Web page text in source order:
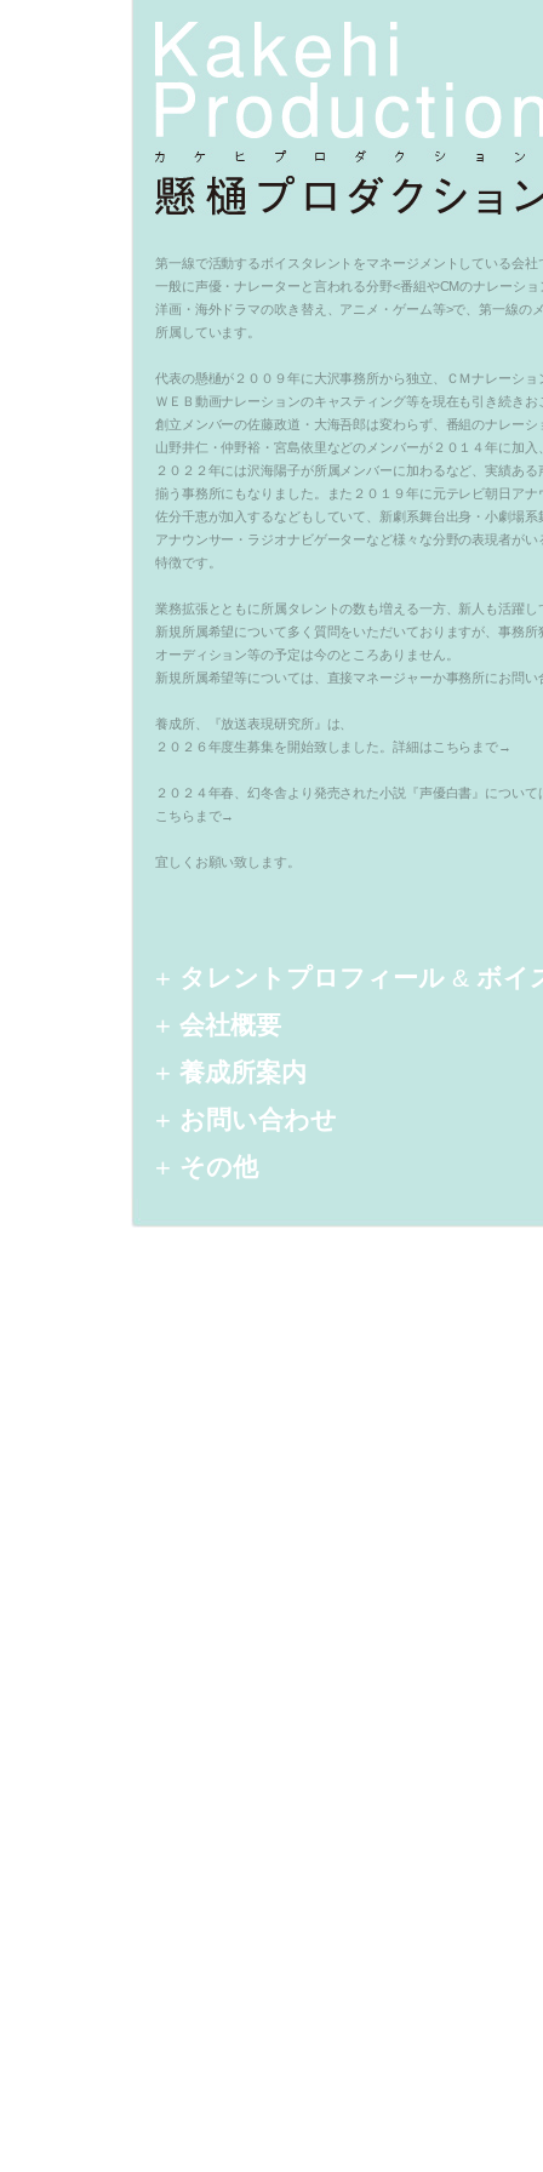
第一線で活動するボイスタレントをマネージメントしている会社
一般に声優・ナレーターと言われる分野<番組やCMのナレーショ
洋画・海外ドラマの吹き替え、アニメ・ゲーム等>で、第一線の
所属しています。
代表の懸樋が２００９年に大沢事務所から独立、ＣＭナレーショ
ＷＥＢ動画ナレーションのキャスティング等を現在も引き続きお
創立メンバーの佐藤政道・大海吾郎は変わらず、番組のナレーシ
山野井仁・仲野裕・宮島依里などのメンバーが２０１４年に加入
２０２２年には沢海陽子が所属メンバーに加わるなど、実績ある
揃う事務所にもなりました。また２０１９年に元テレビ朝日アナ
佐分千恵が加入するなどもしていて、新劇系舞台出身・小劇場系
アナウンサー・ラジオナビゲーターなど様々な分野の表現者がい
特徴です。
業務拡張とともに所属タレントの数も増える一方、新人も活躍し
新規所属希望について多く質問をいただいておりますが、事務所
オーディション等の予定は今のところありません。
新規所属希望等については、直接マネージャーか事務所にお問い
養成所、『放送表現研究所』は、
２０２６年度生募集を開始致しました。詳細はこちらまで→
２０２４年春、幻冬舎より発売された小説『声優白書』について
こちらまで→
宜しくお願い致します。
タレントプロフィール & ボイ
会社概要
養成所案内
お問い合わせ
その他